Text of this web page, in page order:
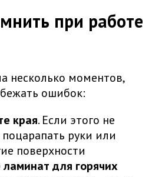
при работе
несколько моментов,
ошибок:
края. Если этого не
руки или
поверхности
ламинат для горячих